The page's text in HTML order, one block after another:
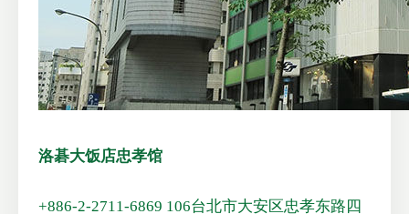
洛碁大饭店忠孝馆
+886-2-2711-6869 106台北市大安区忠孝东路四